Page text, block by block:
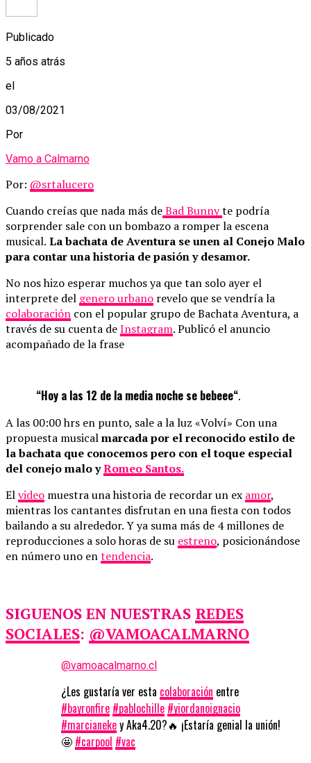
Publicado
5 años atrás
el
03/08/2021
Por
Vamo a Calmarno
Por: @srtalucero
Cuando creías que nada más deBad Bunnyte podría
sorprender sale con un bombazo a romper la escena
musical. La bachata de Aventura se unen al Conejo Malo
para contar una historia de pasión y desamor.
No nos hizo esperar muchos ya que tan solo ayer el
interprete del genero urbano revelo que se vendría la
colaboración con el popular grupo de Bachata Aventura, a
través de su cuenta deInstagram. Publicó el anuncio
acompañado de la frase
“Hoy a las 12 de la media noche se bebeee“.
A las 00:00 hrs en punto, sale a la luz «Volví» Con una
propuesta musicalmarcada por el reconocido estilo de
la bachata que conocemos pero con el toque especial
del conejo malo yRomeo Santos.
Elvideo muestra una historia de recordar un ex amor,
mientras los cantantes disfrutan en una fiesta con todos
bailando a su alrededor. Y ya suma más de 4 millones de
reproducciones a solo horas de su estreno, posicionándose
en número uno entendencia.
SIGUENOS EN NUESTRAS REDES
SOCIALES: @VAMOACALMARNO
@vamoacalmarno.cl
¿Les gustaría ver esta colaboración entre
#bayronfire #pablochille #yiordanoignacio
#marcianekey Aka4.20?🔥 ¡Estaría genial la unión!
🤩 #carpool #vac